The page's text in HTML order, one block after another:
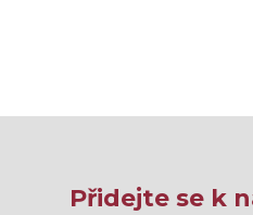
Přidejte se k